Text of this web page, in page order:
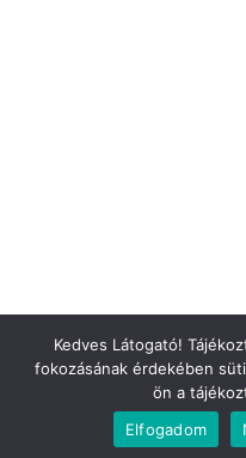
Kedves Látogató!
fokozásának érdekében
ön a
Elfogadom